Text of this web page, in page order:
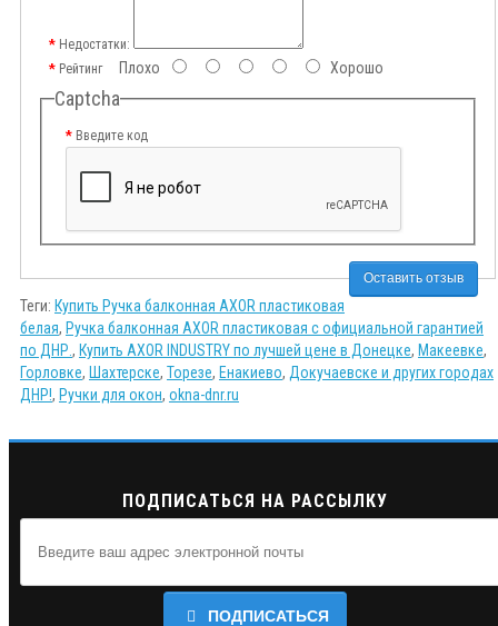
Недостатки:
РейтингПлохо Хорошо
Captcha
Введите код
Оставить отзыв
Теги: Купить Ручка балконная AXOR пластиковая
белая, Ручка балконная AXOR пластиковая с официальной гарантией
по ДНР. , Купить AXOR INDUSTRY по лучшей цене в Донецке, Макеевке,
Горловке, Шахтерске, Торезе, Енакиево, Докучаевске и других городах
ДНР!, Ручки для окон, okna-dnr.ru
ПОДПИСАТЬСЯ НА РАССЫЛКУ
ПОДПИСАТЬСЯ